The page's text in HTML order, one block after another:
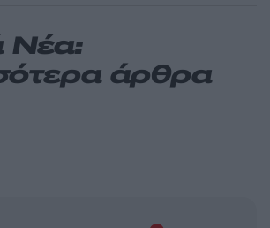
Νέα:
άρθρα